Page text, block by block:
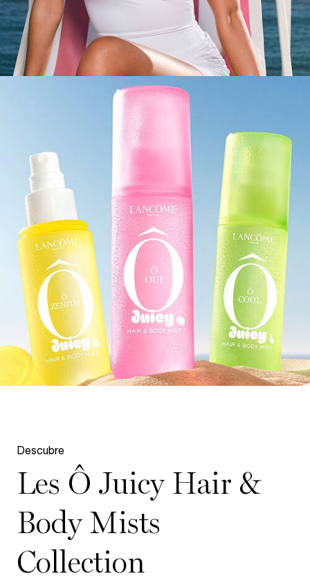
Descubre
Les Ô Juicy Hair &
Body Mists
Collection​